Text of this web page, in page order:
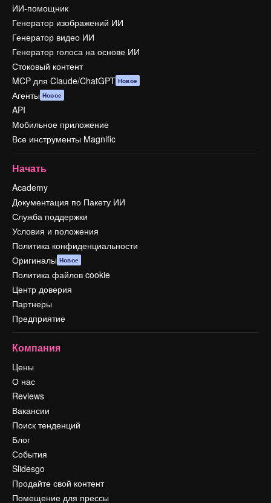
ИИ-помощник
Генератор изображений ИИ
Генератор видео ИИ
Генератор голоса на основе ИИ
Стоковый контент
MCP для Claude/ChatGPT Новое
Агенты Новое
API
Мобильное приложение
Все инструменты Magnific
Начать
Academy
Документация по Пакету ИИ
Служба поддержки
Условия и положения
Политика конфиденциальности
Оригиналы Новое
Политика файлов cookie
Центр доверия
Партнеры
Предприятие
Компания
Цены
О нас
Reviews
Вакансии
Поиск тенденций
Блог
События
Slidesgo
Продайте свой контент
Помещение для прессы